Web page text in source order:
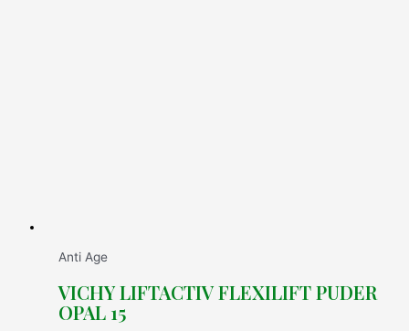
Anti Age
VICHY LIFTACTIV FLEXILIFT PUDER
OPAL 15